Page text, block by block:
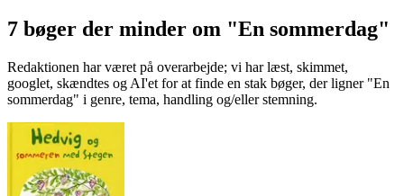
7 bøger der minder om "En sommerdag"
Redaktionen har været på overarbejde; vi har læst, skimmet,
googlet, skændtes og AI'et for at finde en stak bøger, der ligner "En
sommerdag" i genre, tema, handling og/eller stemning.